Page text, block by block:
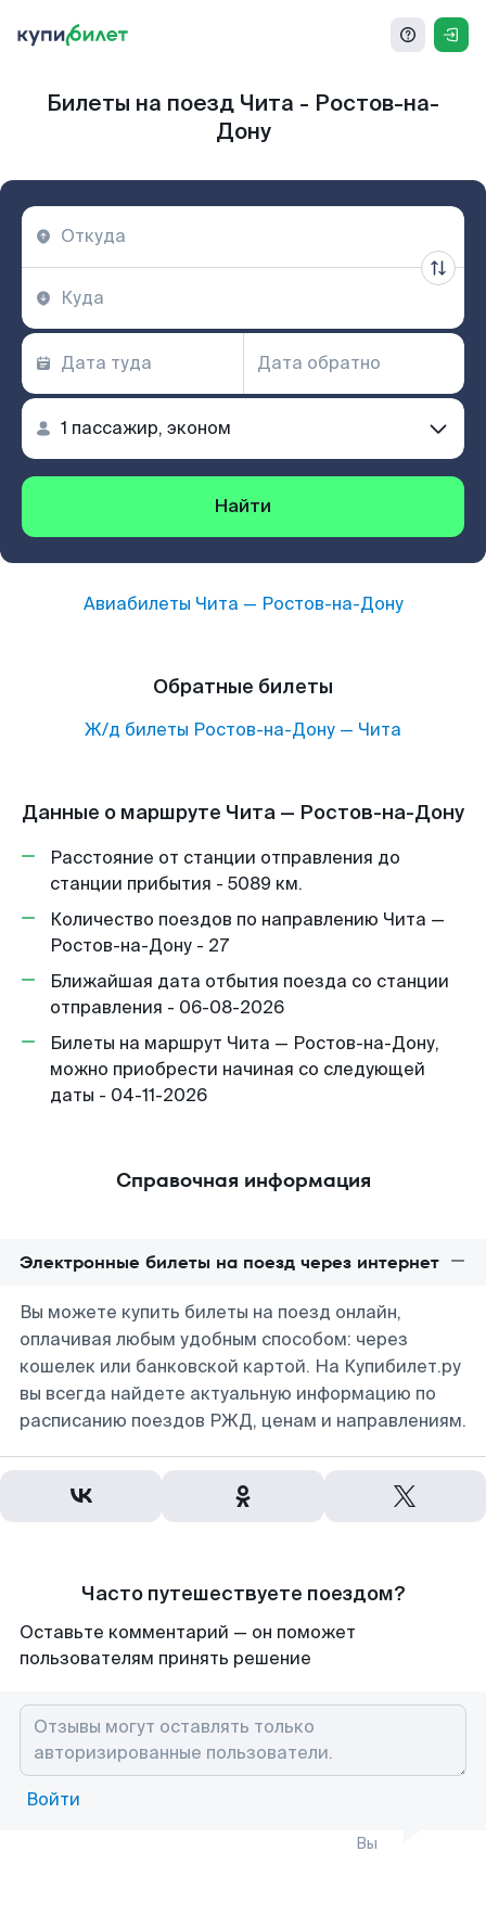
Билеты на поезд Чита - Ростов-на-
Дону
Найти
Авиабилеты Чита — Ростов-на-Дону
Обратные билеты
Ж/д билеты Ростов-на-Дону — Чита
Данные о маршруте Чита — Ростов-на-Дону
Расстояние от станции отправления до
станции прибытия - 5089 км.
Количество поездов по направлению Чита —
Ростов-на-Дону - 27
Ближайшая дата отбытия поезда со станции
отправления - 06-08-2026
Билеты на маршрут Чита — Ростов-на-Дону,
можно приобрести начиная со следующей
даты - 04-11-2026
Справочная информация
Электронные билеты на поезд через интернет
Вы можете купить билеты на поезд онлайн,
оплачивая любым удобным способом: через
кошелек или банковской картой. На Купибилет.ру
вы всегда найдете актуальную информацию по
расписанию поездов РЖД, ценам и направлениям.
Часто путешествуете поездом?
Оставьте комментарий — он поможет
пользователям принять решение
Войти
Вы